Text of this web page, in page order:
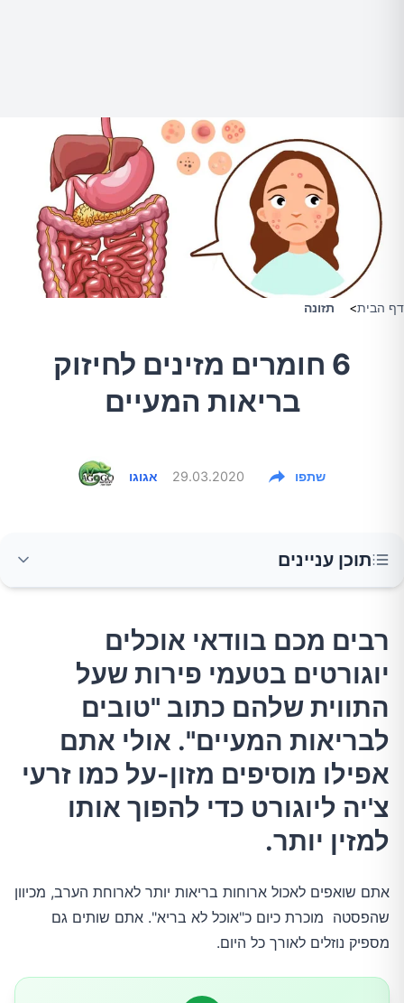
דף הבית> תזונה
6 חומרים מזינים לחיזוק
בריאות המעיים
אגוגו 29.03.2020 שתפו
תוכן עניינים
שעל התווית שלהם כתוב "טובים לבריאות
המעיים". אולי אתם אפילו מוסיפים מזון-על כמו
זרעי צ'יה ליוגורט כדי להפוך אותו למזין יותר.
האם הבטן שלכם בריאה?
להלן מספר סימנים המעידים שבריאות המעיים
אינם תקינה:
חשק מוגבר לסוכר
אי נוחות בבטן
רבים מכם בוודאי אוכלים
יוגורטים בטעמי פירות שעל
התווית שלהם כתוב "טובים
לבריאות המעיים". אולי אתם
אפילו מוסיפים מזון-על כמו זרעי
צ'יה ליוגורט כדי להפוך אותו
למזין יותר.
אתם שואפים לאכול ארוחות בריאות יותר לארוחת הערב, מכיוון
שהפסטה מוכרת כיום כ"אוכל לא בריא". אתם שותים גם
מספיק נוזלים לאורך כל היום.